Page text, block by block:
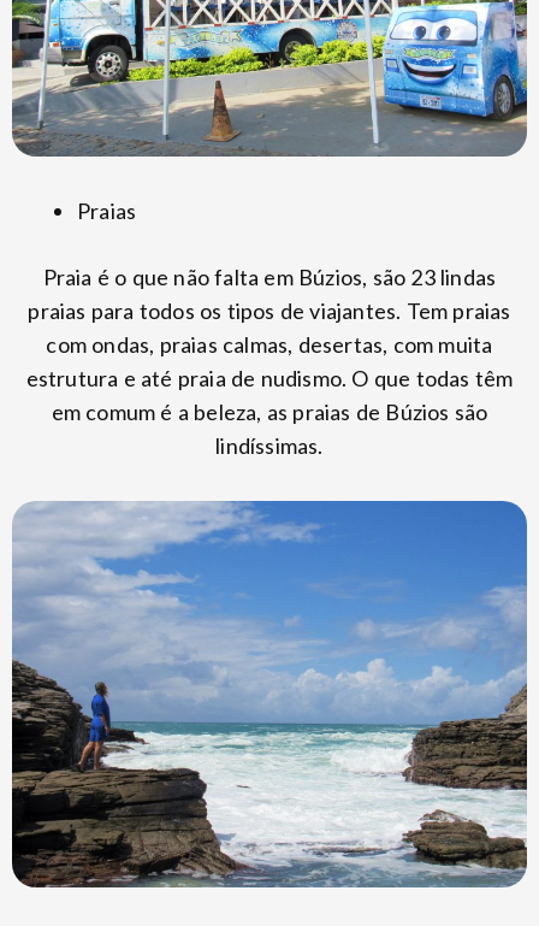
Praias
Praia é o que não falta em Búzios, são 23 lindas
praias para todos os tipos de viajantes. Tem praias
com ondas, praias calmas, desertas, com muita
estrutura e até praia de nudismo. O que todas têm
em comum é a beleza, as praias de Búzios são
lindíssimas.